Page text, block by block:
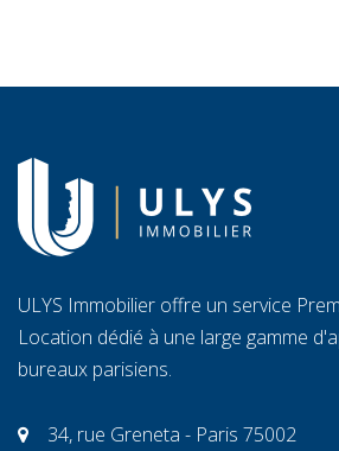
ULYS Immobilier offre un service
Location dédié à une large gamme
bureaux parisiens.
34, rue Greneta - Paris 75002